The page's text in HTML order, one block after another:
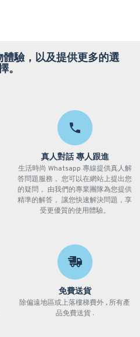
驗，以及提供更多的選
。
真人對話 專人跟進
生活時尚 Whatsapp 專線提供真人解
答問題服務， 您可以在網站上提出您
的疑問， 由我們的專業團隊為您提供
精準的解答， 讓您快速解決問題，享
受更優質的使用體驗。
免費送貨
除偏遠地區或上落樓梯費外 , 所有產
品免費送貨 .